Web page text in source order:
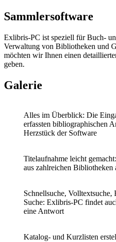
Sammler­software
Exlibris-PC ist speziell für Buch-
Verwaltung von Bibliotheken und
möchten wir Ihnen einen
geben.
Galerie
Alles im Überblick: Die
erfassten bibliographischen
Herzstück der Software
Titelaufnahme leicht
aus zahlreichen Bibliotheken
Schnellsuche, Volltextsuche,
Suche: Exlibris-PC findet
eine Antwort
Katalog- und Kurzlisten